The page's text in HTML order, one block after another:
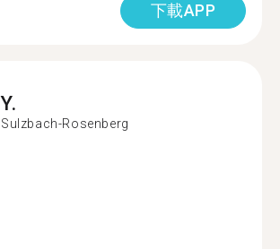
下載APP
Y.
Sulzbach-Rosenberg